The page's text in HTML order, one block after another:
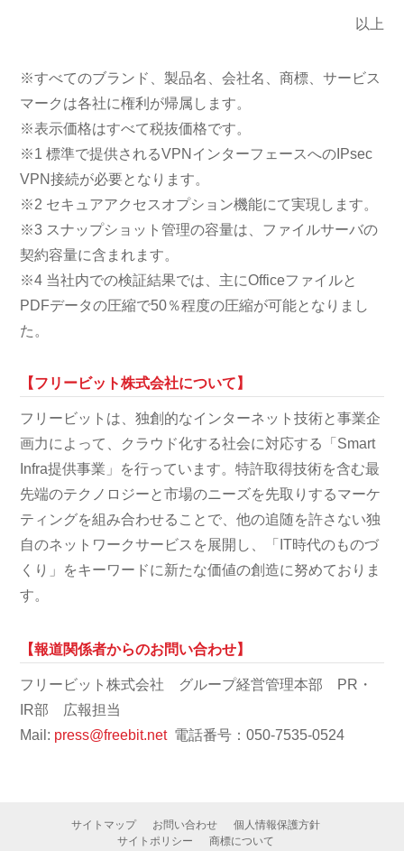
以上
※すべてのブランド、製品名、会社名、商標、サービス
マークは各社に権利が帰属します。
※表示価格はすべて税抜価格です。
※1 標準で提供されるVPNインターフェースへのIPsec
VPN接続が必要となります。
※2 セキュアアクセスオプション機能にて実現します。
※3 スナップショット管理の容量は、ファイルサーバの
契約容量に含まれます。
※4 当社内での検証結果では、主にOfficeファイルと
PDFデータの圧縮で50％程度の圧縮が可能となりまし
た。
【フリービット株式会社について】
フリービットは、独創的なインターネット技術と事業企
画力によって、クラウド化する社会に対応する「Smart
Infra提供事業」を行っています。特許取得技術を含む最
先端のテクノロジーと市場のニーズを先取りするマーケ
ティングを組み合わせることで、他の追随を許さない独
自のネットワークサービスを展開し、「IT時代のものづ
くり」をキーワードに新たな価値の創造に努めておりま
す。
【報道関係者からのお問い合わせ】
フリービット株式会社 グループ経営管理本部 PR・
IR部 広報担当
Mail: press@freebit.net電話番号：050-7535-0524
サイトマップ お問い合わせ
個人情報保護方針
サイトポリシー
商標について